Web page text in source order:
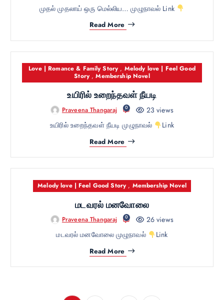
முதல் முதலாய் ஒரு மெல்லிய… முழுநாவல் Link
Read More
Love | Romance & Family Story, Melody love | Feel Good
Story,Membership Novel
உயிரில் உறைந்தவள் நீயடி
Praveena Thangaraj 0
23 views
உயிரில் உறைந்தவள் நீயடி முழுநாவல்
Link
Read More
Melody love | Feel Good Story, Membership Novel
மடவரல் மனவோலை
Praveena Thangaraj 0
26 views
மடவரல் மனவோலை முழுநாவல்
Link
Read More